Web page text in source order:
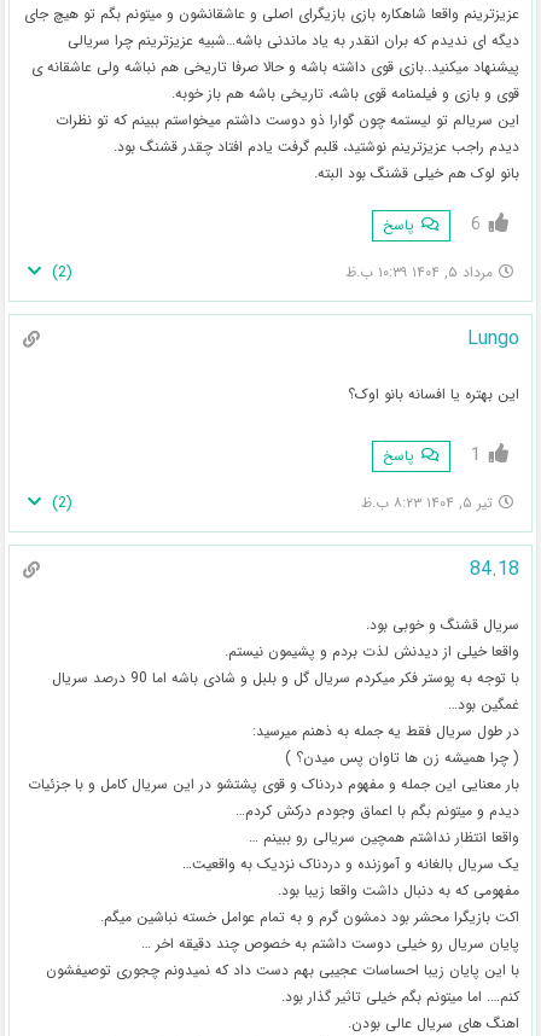
عزیزترینم واقعا شاهکاره بازی بازیگرای اصلی و عاشقانشون و میتونم بگم تو هیچ جای
دیگه ای ندیدم که بران انقدر به یاد ماندنی باشه…شبیه عزیزترینم چرا سریالی
پیشنهاد میکنید..بازی قوی داشته باشه و حالا صرفا تاریخی هم نباشه ولی عاشقانه ی
قوی و بازی و فیلمنامه قوی باشه، تاریخی باشه هم باز خوبه.
این سریالم تو لیستمه چون گوارا ذو دوست داشتم میخواستم ببینم که تو نظرات
دیدم راجب عزیزترینم نوشتید، قلبم گرفت یادم افتاد چقدر قشنگ بود.
بانو لوک هم خیلی قشنگ بود البته.
6 پاسخ
مرداد ۵, ۱۴۰۴ ۱۰:۳۹ ب.ظ (
2
)
Lungo
این بهتره یا افسانه بانو اوک؟
1 پاسخ
تیر ۵, ۱۴۰۴ ۸:۲۳ ب.ظ (
2
)
84.18
سریال قشنگ و خوبی بود.
واقعا خیلی از دیدنش لذت بردم و پشیمون نیستم.
با توجه به پوستر فکر میکردم سریال گل و بلبل و شادی باشه اما 90 درصد سریال
غمگین بود…
در طول سریال فقط یه جمله به ذهنم میرسید:
( چرا همیشه زن ها تاوان پس میدن؟ )
بار معنایی این جمله و مفهوم دردناک و قوی پشتشو در این سریال کامل و با جزئیات
دیدم و میتونم بگم با اعماق وجودم درکش کردم…
واقعا انتظار نداشتم همچین سریالی رو ببینم …
یک سریال بالغانه و آموزنده و دردناک نزدیک به واقعیت…
مفهومی که به دنبال داشت واقعا زیبا بود.
اکت بازیگرا محشر بود دمشون گرم و به تمام عوامل خسته نباشین میگم.
پایان سریال رو خیلی دوست داشتم به خصوص چند دقیقه اخر …
با این پایان زیبا احساسات عجیبی بهم دست داد که نمیدونم چجوری توصیفشون
کنم…. اما میتونم بگم خیلی تاثیر گذار بود.
اهنگ های سریال عالی بودن.